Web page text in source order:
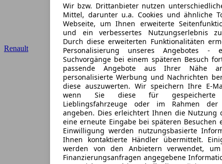
Wir bzw. Drittanbieter nutzen
Mittel, darunter u.a. Cookies und ähnliche
Webseite, um Ihnen erweiterte
und ein verbessertes Nutzungserlebnis
Durch diese erweiterten Funktionalitäten
Personalisierung unseres Angebotes
Suchvorgänge bei einem späteren Besuch
passende Angebote aus Ihrer Nähe
personalisierte Werbung und Nachrichten
diese auszuwerten. Wir speichern Ihre E-
wenn Sie diese für gespeicherte
Lieblingsfahrzeuge oder im Rahmen der
angeben. Dies erleichtert Ihnen die Nutzung
eine erneute Eingabe bei späteren
Einwilligung werden nutzungsbasierte
Ihnen kontaktierte Händler übermittelt.
werden von den Anbietern verwendet,
Finanzierungsanfragen angegebene
Renault